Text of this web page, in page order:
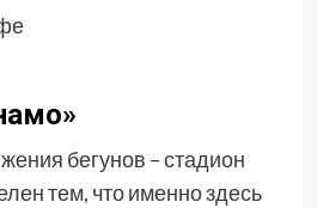
бегунов – стадион
тем, что именно здесь